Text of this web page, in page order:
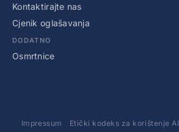
Kontaktirajte nas
Cjenik oglašavanja
DODATNO
Osmrtnice
Impressum Etički kodeks za korištenje AI